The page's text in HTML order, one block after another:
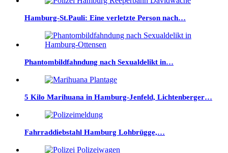
Hamburg-St.Pauli: Eine verletzte Person nach…
Phantombildfahndung nach Sexualdelikt in…
5 Kilo Marihuana in Hamburg-Jenfeld, Lichtenberger…
Fahrraddiebstahl Hamburg Lohbrügge,…